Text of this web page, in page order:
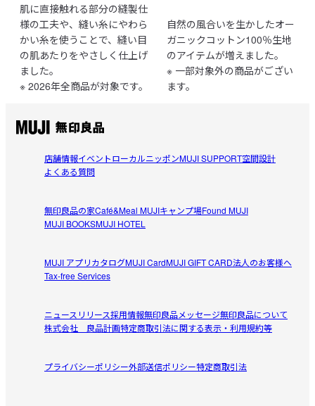
ウトした今でも大事に保管しています。
ずね
2026/06/05
無印で安心
やや小さめ、タイトめの作りに感じます。
さい。
すべてのレビューを見る
肌に直接触れる部分の縫製仕
様の工夫や、縫い糸にやわら
かい糸を使うことで、縫い目
の肌あたりをやさしく仕上げ
ました。
※ 2026年全商品が対象です。
自然の風合いを生かしたオー
ガニックコットン100％生地
のアイテムが増えました。
※ 一部対象外の商品がござい
ます。
店舗情報イベントローカルニッポンMUJI SUPPORT空間設計
よくある質問
無印良品の家Café&Meal MUJIキャンプ場Found MUJI
MUJI BOOKSMUJI HOTEL
MUJI アプリカタログMUJI CardMUJI GIFT CARD法人のお客様へ
Tax-free Services
ニュースリリース採用情報無印良品メッセージ無印良品について
株式会社 良品計画特定商取引法に関する表示・利用規約等
プライバシーポリシー外部送信ポリシー特定商取引法